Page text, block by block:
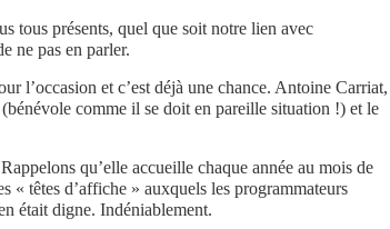
tous présents, quel que soit notre lien avec
ne pas en parler.
l’occasion et c’est déjà une chance. Antoine Carriat,
comme il se doit en pareille situation !) et le
qu’elle accueille chaque année au mois de
« têtes d’affiche » auxquels les programmateurs
était digne. Indéniablement.